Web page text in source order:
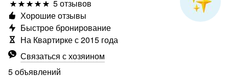
5 отзывов
Связаться с хозяином
5 объявлений
Хорошие отзывы
Быстрое бронирование
На Квартирке с 2015 года